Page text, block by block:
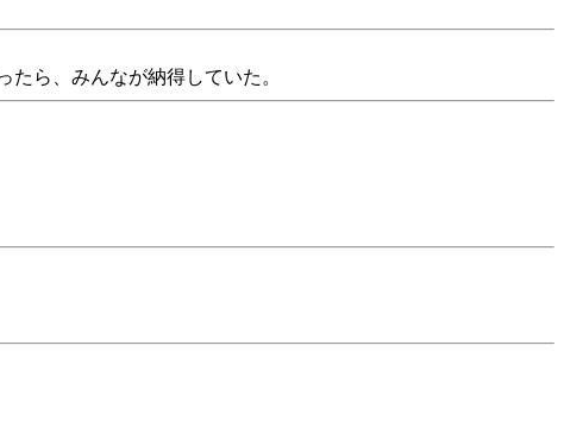
ら、みんなが納得していた。